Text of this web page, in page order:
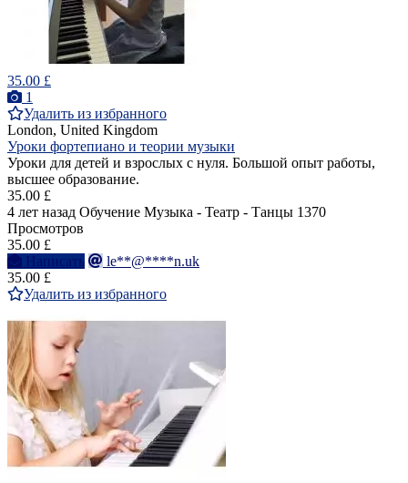
35.00 £
1
Удалить из избранного
London, United Kingdom
Уроки фортепиано и теории музыки
Уроки для детей и взрослых с нуля. Большой опыт работы,
высшее образование.
35.00 £
4 лет назад Обучение Музыка - Театр - Танцы 1370
Просмотров
35.00 £
Написать
le**@****n.uk
35.00 £
Удалить из избранного